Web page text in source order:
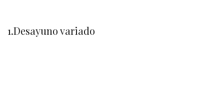
1.Desayuno variado